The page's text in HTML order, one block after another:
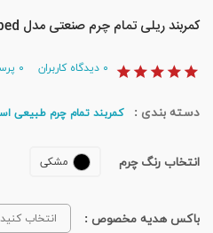
کمربند ریلی تمام چرم صنعتی مدل Sibed
دیدگاه کاربران
دسته بندی : کمربند تمام چرم طبیعی
انتخاب رنگ چرم مشکی
باکس هدیه مخصوص : انتخاب کنید